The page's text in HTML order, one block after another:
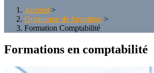
Accueil >
Organisme de formation >
Formation Comptabilité
Formations en comptabilité